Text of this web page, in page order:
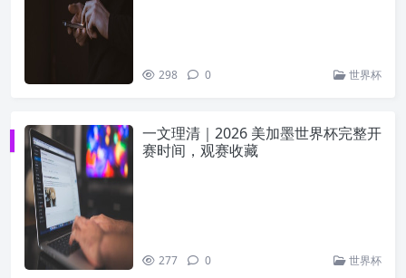
298 0 世界杯
一文理清｜2026 美加墨世界杯完整开
赛时间，观赛收藏
277 0 世界杯